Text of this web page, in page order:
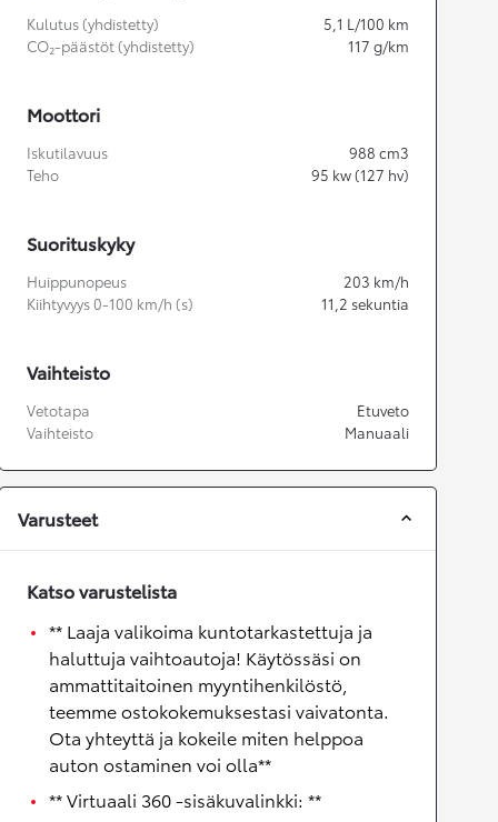
Kulutus (yhdistetty) 5,1 L/100 km
CO₂-päästöt (yhdistetty)
117 g/km
Moottori
Iskutilavuus 988 cm3
Teho
95 kw (127 hv)
Suorituskyky
Huippunopeus 203 km/h
Kiihtyvyys 0-100 km/h (s)
11,2 sekuntia
Vaihteisto
Vetotapa
Etuveto
Vaihteisto
Manuaali
Varusteet
Katso varustelista
** Laaja valikoima kuntotarkastettuja ja
haluttuja vaihtoautoja! Käytössäsi on
ammattitaitoinen myyntihenkilöstö,
teemme ostokokemuksestasi vaivatonta.
Ota yhteyttä ja kokeile miten helppoa
auton ostaminen voi olla**
** Virtuaali 360 -sisäkuvalinkki: **